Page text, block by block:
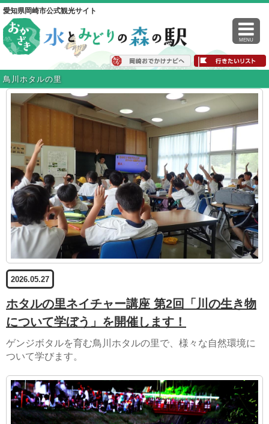
愛知県岡崎市公式観光サイト
MENU
鳥川ホタルの里
2026.05.27
ホタルの里ネイチャー講座 第2回「川の生き物
について学ぼう」を開催します！
ゲンジボタルを育む鳥川ホタルの里で、様々な自然環境に
ついて学びます。